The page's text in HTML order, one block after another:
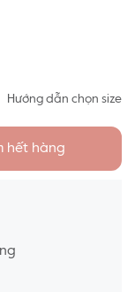
Hướng dẫn chọn size
hết hàng